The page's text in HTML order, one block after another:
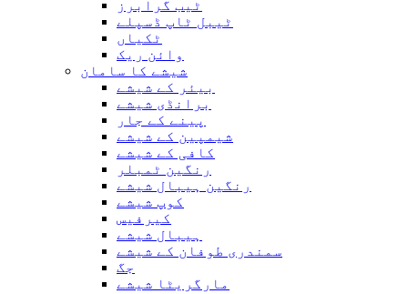
ٹیب گرابرز
ٹیبل ٹاپ ڈسپلے
ٹکیاں
وائن ریک
شیشے کا سامان
بیئر کے شیشے
برانڈی شیشے
پینے کے جار
شیمپین کے شیشے
کافی کے شیشے
رنگین ٹمبلر
رنگین ہیبال شیشے
کوپ شیشے
کیرفیس
ہیبال شیشے
سمندری طوفان کے شیشے
جگ
مارگریٹا شیشے